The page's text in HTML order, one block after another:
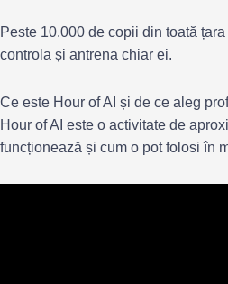
Peste 10.000 de copii din toată
controla și antrena chiar ei.
Ce este Hour of AI și de ce aleg
Hour of AI este o activitate de
funcționează și cum o pot folosi în